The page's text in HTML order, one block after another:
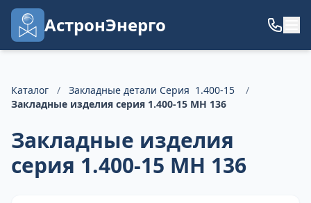
АстронЭнерго
Каталог / Закладные детали Серия 1.400-15
/
Закладные изделия серия 1.400-15 МН 136
Закладные изделия
серия 1.400-15 МН 136